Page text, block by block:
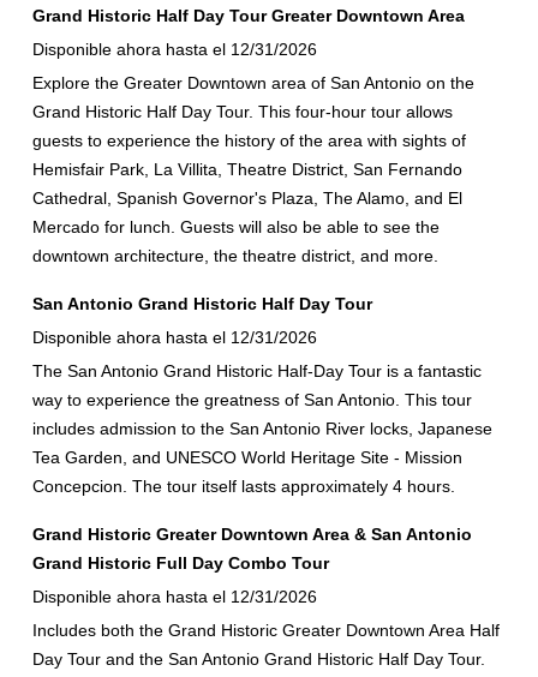
Grand Historic Half Day Tour Greater Downtown Area
Disponible ahora hasta el 12/31/2026
Explore the Greater Downtown area of San Antonio on the
Grand Historic Half Day Tour. This four-hour tour allows
guests to experience the history of the area with sights of
Hemisfair Park, La Villita, Theatre District, San Fernando
Cathedral, Spanish Governor's Plaza, The Alamo, and El
Mercado for lunch. Guests will also be able to see the
downtown architecture, the theatre district, and more.
San Antonio Grand Historic Half Day Tour
Disponible ahora hasta el 12/31/2026
The San Antonio Grand Historic Half-Day Tour is a fantastic
way to experience the greatness of San Antonio. This tour
includes admission to the San Antonio River locks, Japanese
Tea Garden, and UNESCO World Heritage Site - Mission
Concepcion. The tour itself lasts approximately 4 hours.
Grand Historic Greater Downtown Area & San Antonio
Grand Historic Full Day Combo Tour
Disponible ahora hasta el 12/31/2026
Includes both the Grand Historic Greater Downtown Area Half
Day Tour and the San Antonio Grand Historic Half Day Tour.